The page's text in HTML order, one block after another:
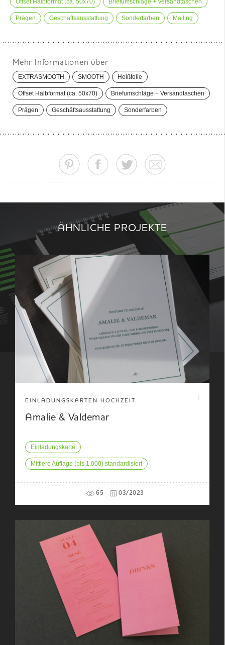
Offset Halbformat (ca. 50x70) Briefumschläge + Versandtaschen
Prägen Geschäftsausstattung Sonderfarben Mailing
Mehr Informationen über
EXTRASMOOTH SMOOTH Heißfolie
Offset Halbformat (ca. 50x70) Briefumschläge + Versandtaschen
Prägen Geschäftsausstattung Sonderfarben
ÄHNLICHE PROJEKTE
EINLADUNGSKARTEN HOCHZEIT
Amalie & Valdemar
Einladungskarte
Mittlere Auflage (bis 1.000) standardisiert
65 03/2023